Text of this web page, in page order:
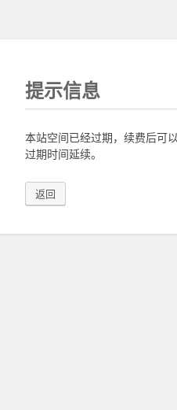
提示信息
本站空间已经过期，续费后可
过期时间延续。
返回